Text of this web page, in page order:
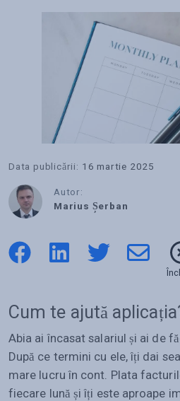
Data publicării: 16 martie 2025
Autor:
Marius Șerban
Cum te ajută
Abia ai încasat salariul și ai de
După ce termini cu ele, îți dai
mare lucru în cont. Plata
fiecare lună și îți este aproape